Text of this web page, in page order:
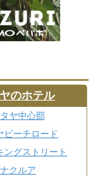
のホテル
ヤ中心部
ビーチロード
ングストリート
ナクルア